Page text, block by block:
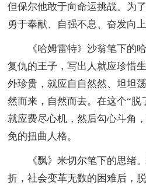
但保尔他敢于向命运挑战。为
勇于奉献、自强不息、奋发向
《哈姆雷特》沙翁笔下的哈
复仇的王子，写出人就应珍惜
外珍贵，就应自自然然、坦坦
然而来，自然而去。在这个“脱
就应费尽心机，然后勾心斗角
免的扭曲人格。
《飘》米切尔笔下的思绪。
折，社会变革无数的困难后，